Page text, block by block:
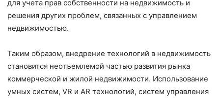
для учета прав собственности на недвижимость и
решения других проблем, связанных с управлением
недвижимостью.
Таким образом, внедрение технологий в недвижимость
становится неотъемлемой частью развития рынка
коммерческой и жилой недвижимости. Использование
умных систем, VR и AR технологий, систем управления